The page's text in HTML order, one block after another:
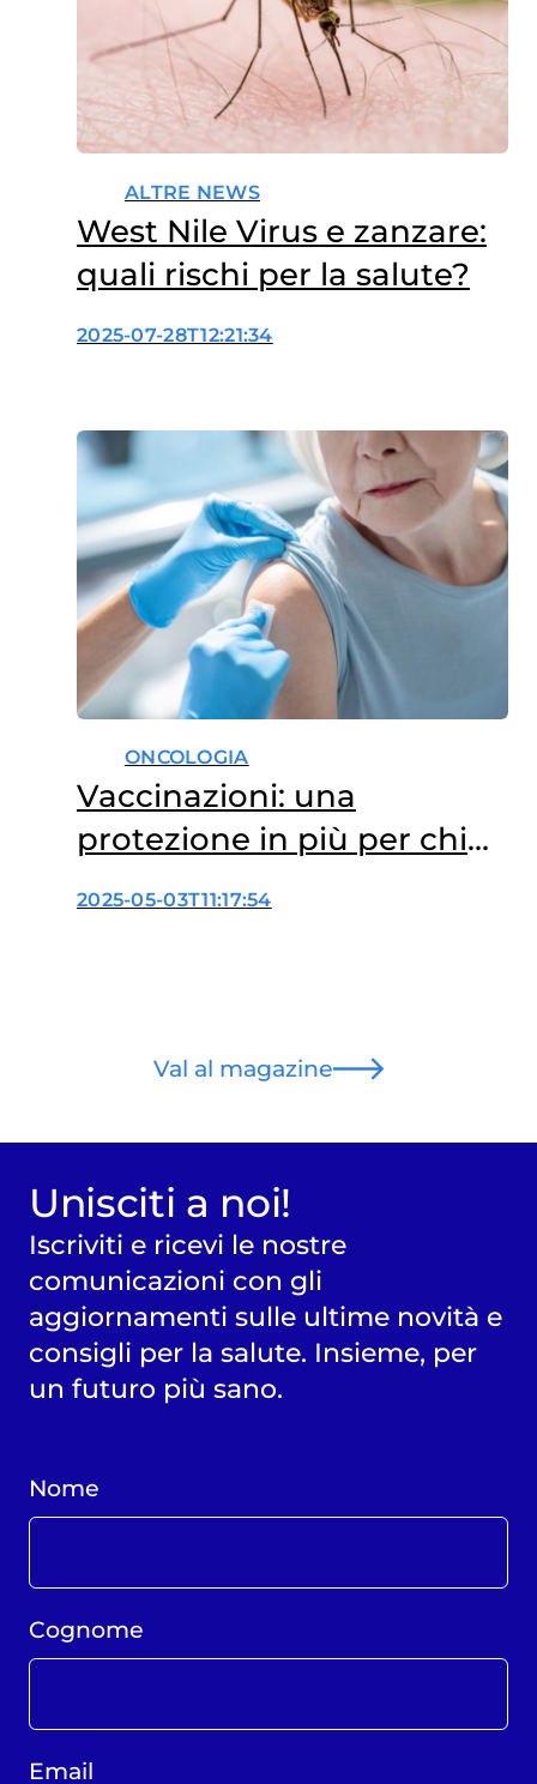
ALTRE NEWS
West Nile Virus e zanzare:
quali rischi per la salute?
2025-07-28T12:21:34
ONCOLOGIA
Vaccinazioni: una
protezione in più per chi
affronta la malattia
2025-05-03T11:17:54
Val al magazine
Unisciti a noi!
Iscriviti e ricevi le nostre
comunicazioni con gli
aggiornamenti sulle ultime novità e
consigli per la salute. Insieme, per
un futuro più sano.
Nome
Cognome
Email